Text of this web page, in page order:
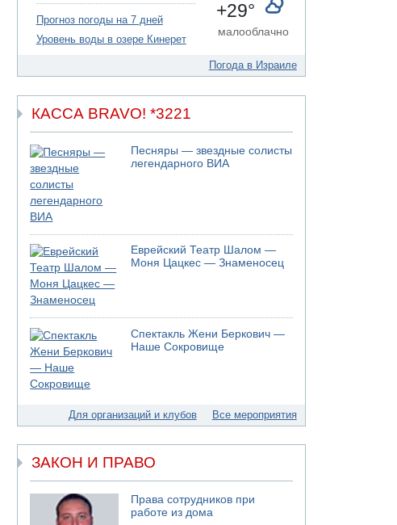
05.08.2026 18:28
МАДА призывает израильтян срочно сдавать
кровь
Бывший посол Израиля в ООН Гилад Эрдан
политической партии
05.08.2026 13:49
На севере Израиля на берег выбросило тело
05.08.2026 13:32
В России горят новые склады
05.08.2026 10:19
Хуситы сообщают об атаке по Саудовскому
танкеру
Левые активисты пытались ворваться в офис
"Религиозного сионизма"
05.08.2026 06:42
В Дубае поднимается дым над портом
Еще один меморандум для Ирана
04.08.2026 20:31
Минздрав и Министерство экологии
сообщили о необычно высоком уровне
севере страны
Прогноз погоды на 7 дней
Уровень воды в озере Кинерет
+29°
малооблачно
Погода в Израиле
КАССА BRAVO! *3221
Песняры — звездные солисты
легендарного ВИА
Еврейский Театр Шалом —
Моня Цацкес — Знаменосец
Спектакль Жени Беркович —
Наше Сокровище
Для организаций и клубов Все мероприятия
ЗАКОН И ПРАВО
Права сотрудников при
работе из дома